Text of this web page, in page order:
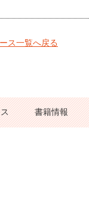
ス一覧へ戻る
書籍情報